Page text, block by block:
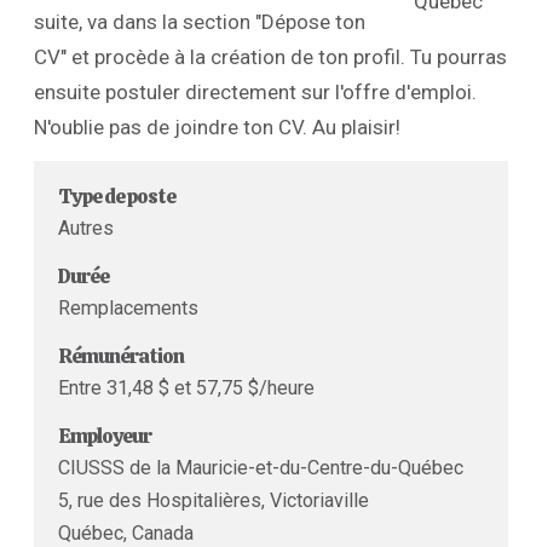
suite, va dans la section "Dépose ton
CV" et procède à la création de ton profil. Tu pourras
ensuite postuler directement sur l'offre d'emploi.
N'oublie pas de joindre ton CV. Au plaisir!
Type de poste
Autres
Durée
Remplacements
Rémunération
Entre 31,48 $ et 57,75 $/heure
Employeur
CIUSSS de la Mauricie-et-du-Centre-du-Québec
5, rue des Hospitalières, Victoriaville
Québec, Canada